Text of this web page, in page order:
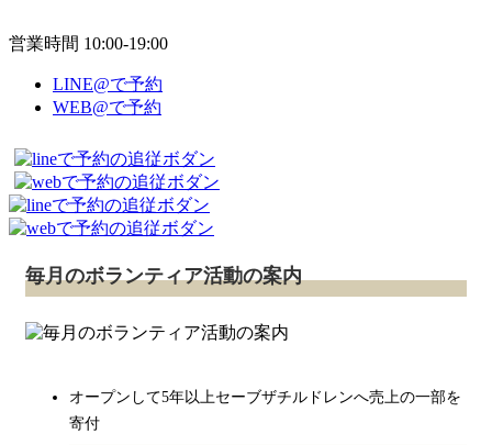
営業時間 10:00-19:00
LINE@で予約
WEB@で予約
毎月のボランティア活動の案内
オープンして5年以上セーブザチルドレンへ売上の一部を
寄付